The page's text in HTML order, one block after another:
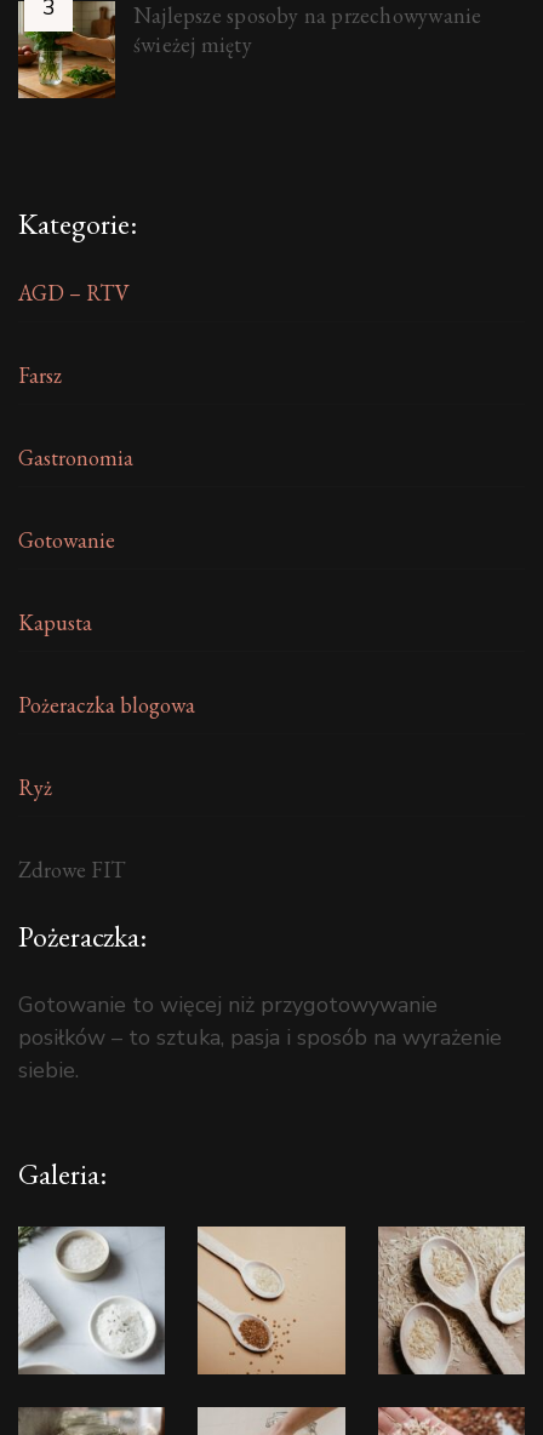
Najlepsze sposoby na przechowywanie
świeżej mięty
Kategorie:
AGD – RTV
Farsz
Gastronomia
Gotowanie
Kapusta
Pożeraczka blogowa
Ryż
Zdrowe FIT
Pożeraczka:
Gotowanie to więcej niż przygotowywanie
posiłków – to sztuka, pasja i sposób na wyrażenie
siebie.
Galeria: